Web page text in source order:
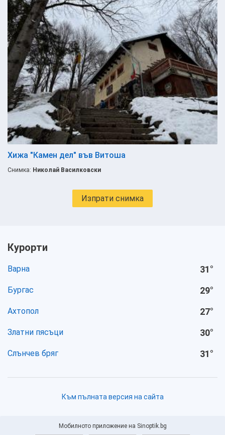
Хижа "Камен дел" във Витоша
Снимка: Николай Василковски
Изпрати снимка
Курорти
Варна 31°
Бургас 29°
Ахтопол 27°
Златни пясъци 30°
Слънчев бряг 31°
Към пълната версия на сайта
Мобилното приложение на Sinoptik.bg